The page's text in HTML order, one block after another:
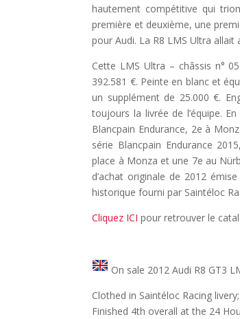
hautement compétitive qui
première et deuxième, une
pour Audi. La R8 LMS Ultra
Cette LMS Ultra – châssis n°
392.581 €. Peinte en blanc et
un supplément de 25.000 €.
toujours la livrée de l’équipe.
Blancpain Endurance, 2e à
série Blancpain Endurance
place à Monza et une 7e au
d’achat originale de 2012
historique fourni par Saintéloc
Cliquez ICI pour retrouver le
On sale 2012 Audi R8 GT3
Clothed in Saintéloc Racing
Finished 4th overall at the 24